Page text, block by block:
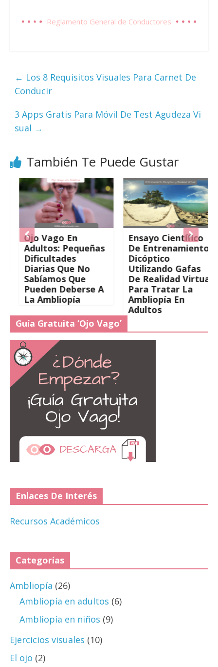
Reglamento General de Conductores
← Los 8 Requisitos Visuales Para Carnet De
Conducir
3 Apps Gratis Para Móvil De Test Agudeza Vi
sual →
También Te Puede Gustar
Ojo Vago En
Adultos: Pequeñas
Dificultades
Diarias Que No
Sabíamos Que
Pueden Deberse A
La Ambliopía
Ensayo Científico
De Entrenamiento
Dicóptico
Utilizando Gafas
De Realidad Virtual
Para Tratar La
Ambliopía En
Adultos
Guía Gratuita ‘Ojo Vago’
Enlaces De Interés
Recursos Académicos
Categorías
Ambliopía (26)
Ambliopía en adultos (6)
Ambliopía en niños (9)
Ejercicios visuales (10)
El ojo (2)